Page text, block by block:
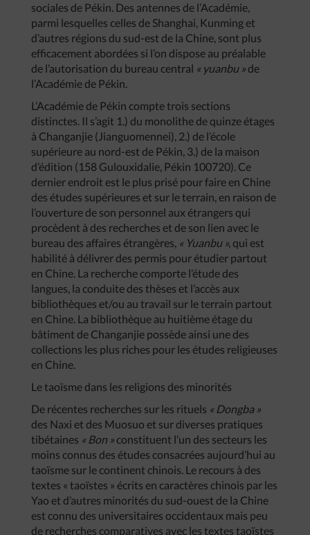
sociales de Pékin. Des antennes de l’Académie,
parmi lesquelles celles de Shanghai, Kunming et
d’autres régions du sud-est de la Chine, sont plus
efficacement abordées si l’on dispose au préalable
de l’autorisation du bureau central « yuanbu » de
l’Académie de Pékin.
L’Académie de Pékin compte trois sections
distinctes. Il s’agit 1.) du monolithe de quinze étages
à Changanjie (Jianguomennei), 2.) de l’école
supérieure au nord-est de Pékin, 3.) de la maison
d’édition (158 Gulouxidalie, Pékin 100720). Ce
dernier endroit est le plus prisé pour faire en Chine
des études supérieures et sur le terrain, en raison de
l’ouverture de son personnel aux étrangers qui
procèdent à des recherches et de son lien avec le
bureau des affaires étrangères, « Yuanbu », qui est
habilité à délivrer des permis pour étudier partout
en Chine. La recherche comporte l’étude des
langues, la conduite des thèses et l’accès aux
bibliothèques et/ou au travail sur le terrain partout
en Chine. La bibliothèque au huitième étage du
bâtiment de Changanjie possède ainsi une des
collections les plus riches pour les études religieuses
en Chine.
Le taoïsme dans les religions des minorités
De récentes recherches sur les rituels « Dongba »
des Naxi et des Muosuo et sur diverses pratiques
tibétaines « Bon » constituent l’un des secteurs les
moins connus des études consacrées aujourd’hui au
taoïsme sur le continent chinois. Le recours à des
textes « taoïstes » écrits en caractères chinois par les
Yao et d’autres minorités du sud-ouest de la Chine
est connu des universitaires occidentaux mais peu
de recherches comparatives avec les textes taoïstes